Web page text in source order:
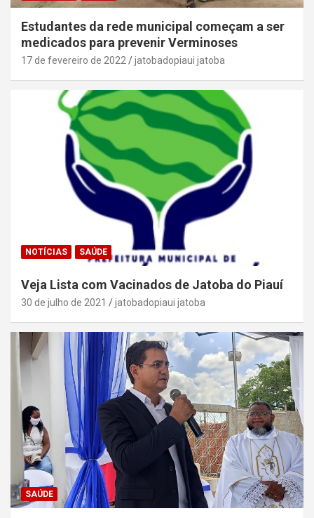
Estudantes da rede municipal começam a ser
medicados para prevenir Verminoses
17 de fevereiro de 2022 jatobadopiaui jatoba
NOTÍCIAS SAÚDE
Veja Lista com Vacinados de Jatoba do Piauí
30 de julho de 2021 jatobadopiaui jatoba
SAÚDE